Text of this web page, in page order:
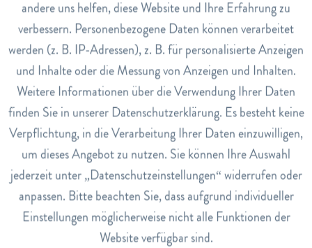
stark strapazierte stellen wie Haarspitzen. Nicht ausspülen.
Art.Nr.
7788518
EAN
3282770141023
Lagerbestand
Bewertungen0
Bewertungen lesen, schreiben und diskutieren...
Marketing Inaktiv
Tracking Inaktiv
Service Inaktiv
andere uns helfen, diese Website und Ihre Erfahrung zu
verbessern. Personenbezogene Daten können verarbeitet
werden (z. B. IP-Adressen), z. B. für personalisierte Anzeigen
und Inhalte oder die Messung von Anzeigen und Inhalten.
Weitere Informationen über die Verwendung Ihrer Daten
finden Sie in unserer Datenschutzerklärung. Es besteht keine
Verpflichtung, in die Verarbeitung Ihrer Daten einzuwilligen,
um dieses Angebot zu nutzen. Sie können Ihre Auswahl
jederzeit unter „Datenschutzeinstellungen“ widerrufen oder
anpassen. Bitte beachten Sie, dass aufgrund individueller
Einstellungen möglicherweise nicht alle Funktionen der
Website verfügbar sind.